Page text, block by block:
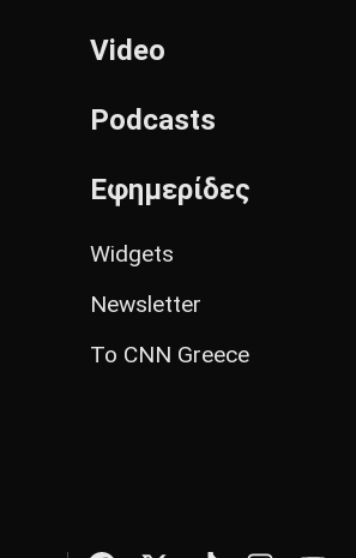
Video
Podcasts
Εφημερίδες
Widgets
Newsletter
Το CNN Greece